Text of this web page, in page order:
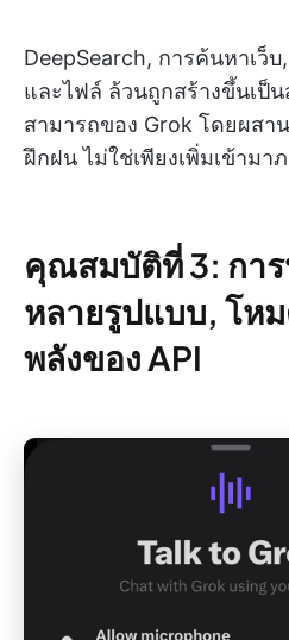
DeepSearch, การค้นหาเว็
และไฟล์ ล้วนถูกสร้างขึ้นเป็
สามารถของ Grok โดยผสา
ฝึกฝน ไม่ใช่เพียงเพิ่มเข้ามา
คุณสมบัติที่ 3: กา
หลายรูปแบบ, โหม
พลังของ API